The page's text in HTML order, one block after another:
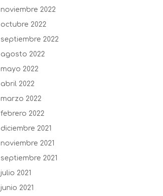
noviembre 2022
octubre 2022
septiembre 2022
agosto 2022
mayo 2022
abril 2022
marzo 2022
febrero 2022
diciembre 2021
noviembre 2021
septiembre 2021
julio 2021
junio 2021